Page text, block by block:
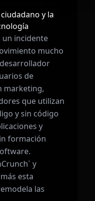
y la
un incidente
mucho
de
marketing,
que utilizan
y sin código
y
formación
y
esta
las